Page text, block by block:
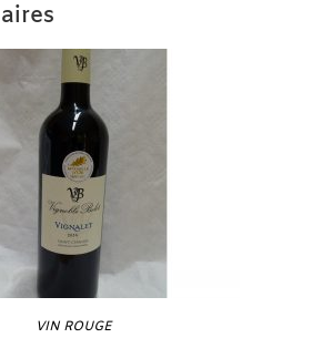
VIN ROUGE